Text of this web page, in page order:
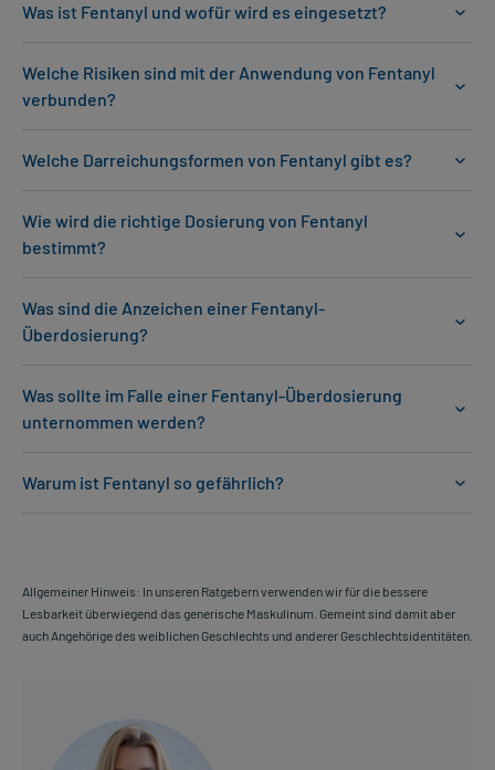
Was ist Fentanyl und wofür wird es eingesetzt?
Welche Risiken sind mit der Anwendung von Fentanyl
verbunden?
Welche Darreichungsformen von Fentanyl gibt es?
Wie wird die richtige Dosierung von Fentanyl
bestimmt?
Was sind die Anzeichen einer Fentanyl-
Überdosierung?
Was sollte im Falle einer Fentanyl-Überdosierung
unternommen werden?
Warum ist Fentanyl so gefährlich?
Allgemeiner Hinweis: In unseren Ratgebern verwenden wir für die bessere
Lesbarkeit überwiegend das generische Maskulinum. Gemeint sind damit aber
auch Angehörige des weiblichen Geschlechts und anderer Geschlechtsidentitäten.